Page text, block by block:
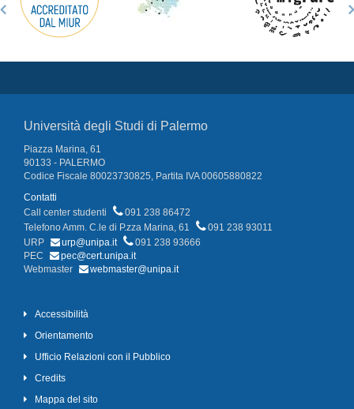
Università degli Studi di Palermo
Piazza Marina, 61
90133 - PALERMO
Codice Fiscale 80023730825, Partita IVA 00605880822
Contatti
Call center studenti
091 238 86472
Telefono Amm. C.le di P.zza Marina, 61
091 238 93011
URP
urp@unipa.it
091 238 93666
PEC
pec@cert.unipa.it
Webmaster
webmaster@unipa.it
Accessibilità
Orientamento
Ufficio Relazioni con il Pubblico
Credits
Mappa del sito